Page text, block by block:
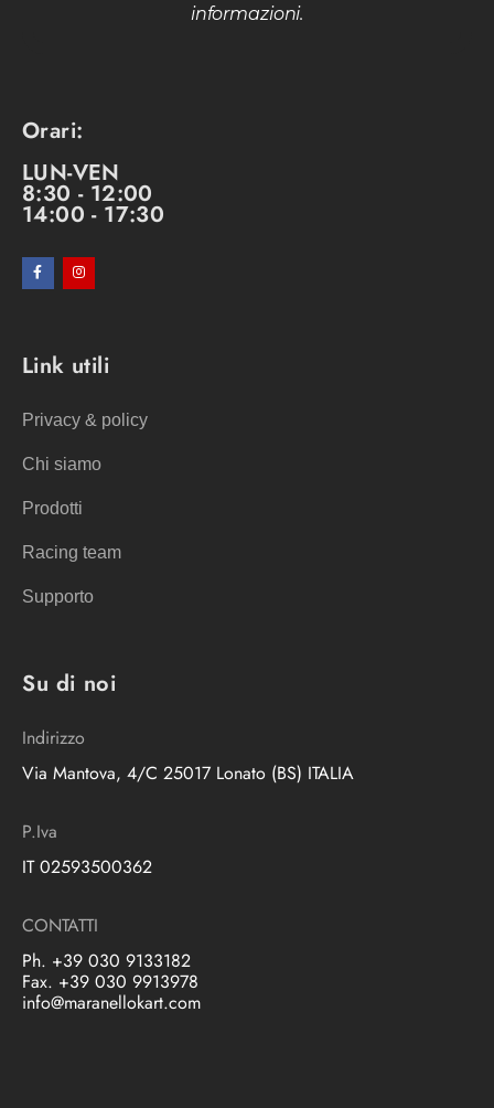
informazioni.
Orari:
LUN-VEN
8:30 - 12:00
14:00 - 17:30
Link utili
Privacy & policy
Chi siamo
Prodotti
Racing team
Supporto
Su di noi
Indirizzo
Via Mantova, 4/C 25017 Lonato (BS) ITALIA
P.Iva
IT 02593500362
CONTATTI
Ph. +39 030 9133182
Fax. +39 030 9913978
info@maranellokart.com